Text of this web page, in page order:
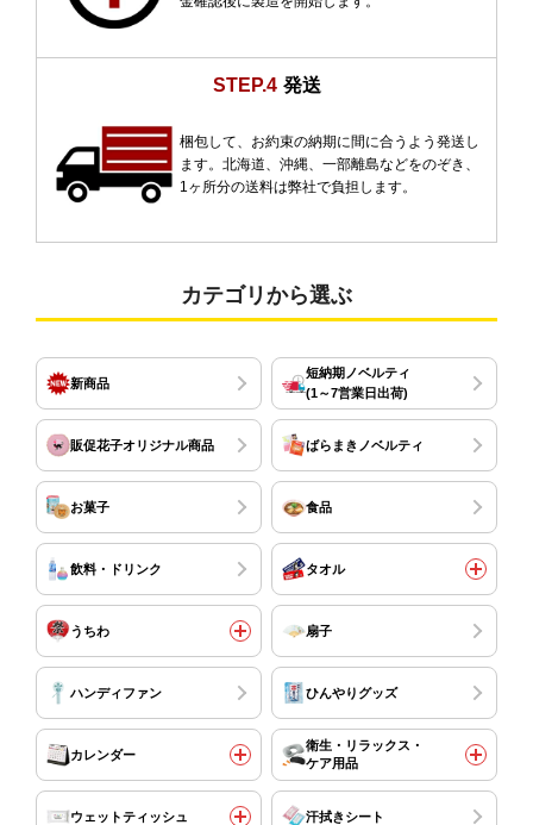
STEP.4 発送
梱包して、お約束の納期に間に合うよう発送し
ます。北海道、沖縄、一部離島などをのぞき、
1ヶ所分の送料は弊社で負担します。
カテゴリから選ぶ
新商品
短納期ノベルティ
(1～7営業日出荷)
販促花子オリジナル商品 ばらまきノベルティ
お菓子 食品
飲料・ドリンク タオル
うちわ 扇子
ハンディファン ひんやりグッズ
カレンダー
衛生・リラックス・
ケア用品
ウェットティッシュ 汗拭きシート